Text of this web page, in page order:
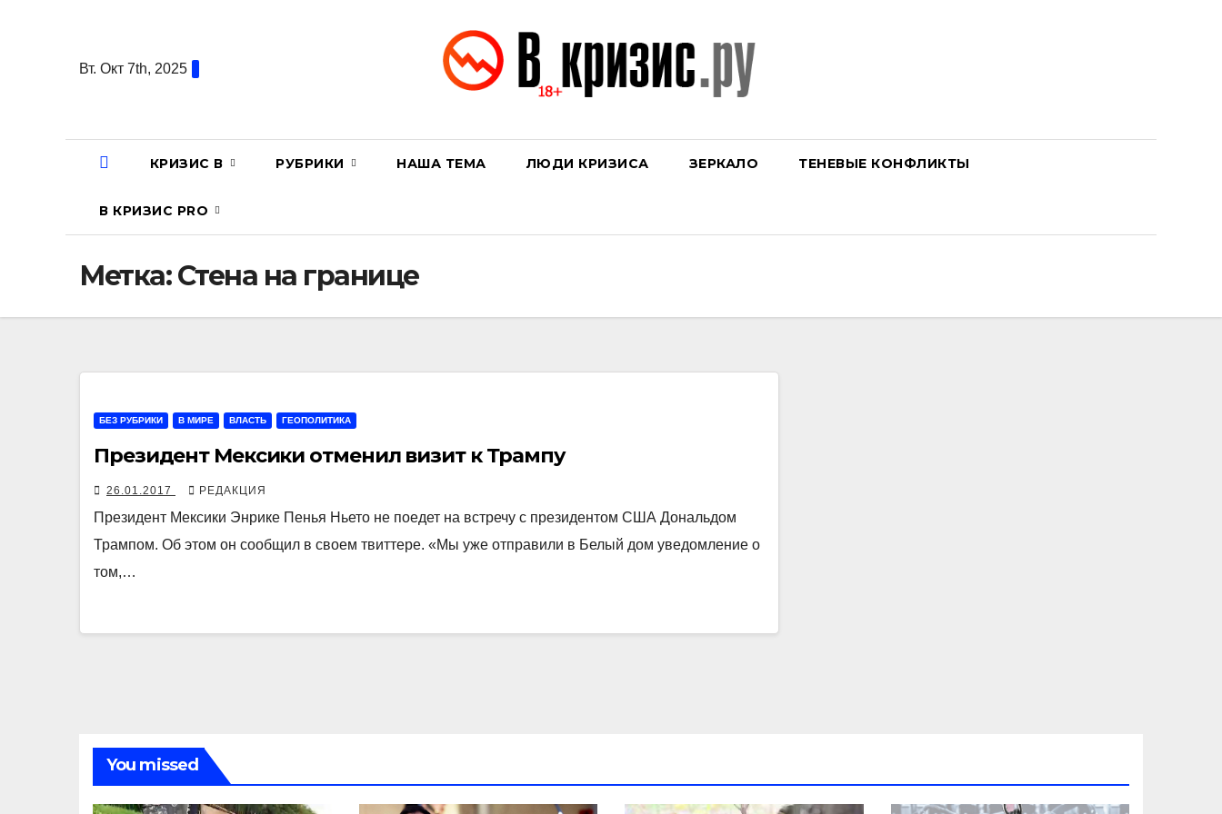
содержаниюВт. Окт 7th, 2025
КРИЗИС В РУБРИКИ НАША ТЕМА ЛЮДИ КРИЗИСА ЗЕРКАЛО ТЕНЕВЫЕ КОНФЛИКТЫ
В КРИЗИС PRO
Метка:Стена на границе
БЕЗ РУБРИКИ В МИРЕ ВЛАСТЬ ГЕОПОЛИТИКА
Президент Мексики отменил визит к Трампу
26.01.2017 РЕДАКЦИЯ
Президент Мексики Энрике Пенья Ньето не поедет на встречу с президентом США Дональдом
Трампом. Об этом он сообщил в своем твиттере. «Мы уже отправили в Белый дом уведомление о
том,…
You missed